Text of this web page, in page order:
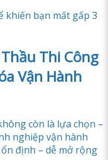
khiến bạn mất gấp 3
Thi Công
Vận Hành
còn là lựa chọn –
nghiệp vận hành
định – dễ mở rộng